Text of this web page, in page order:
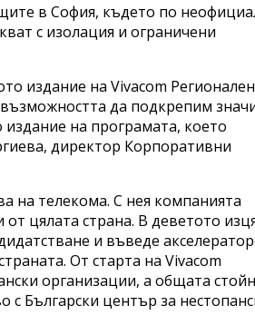
в София, където по
с изолация и ограничени
издание на Vivacom Регионален
да подкрепим
на програмата, което
директор Корпоративни
на телекома. С нея компанията
цялата страна. В деветото
и въведе
От старта на Vivacom
организации, а общата
с Български център за